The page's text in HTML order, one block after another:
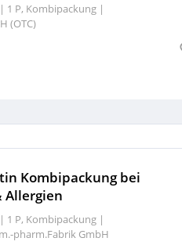
1 P, Kombipackung |
(OTC)
Kombipackung bei
Allergien
1 P, Kombipackung |
pharm.Fabrik GmbH